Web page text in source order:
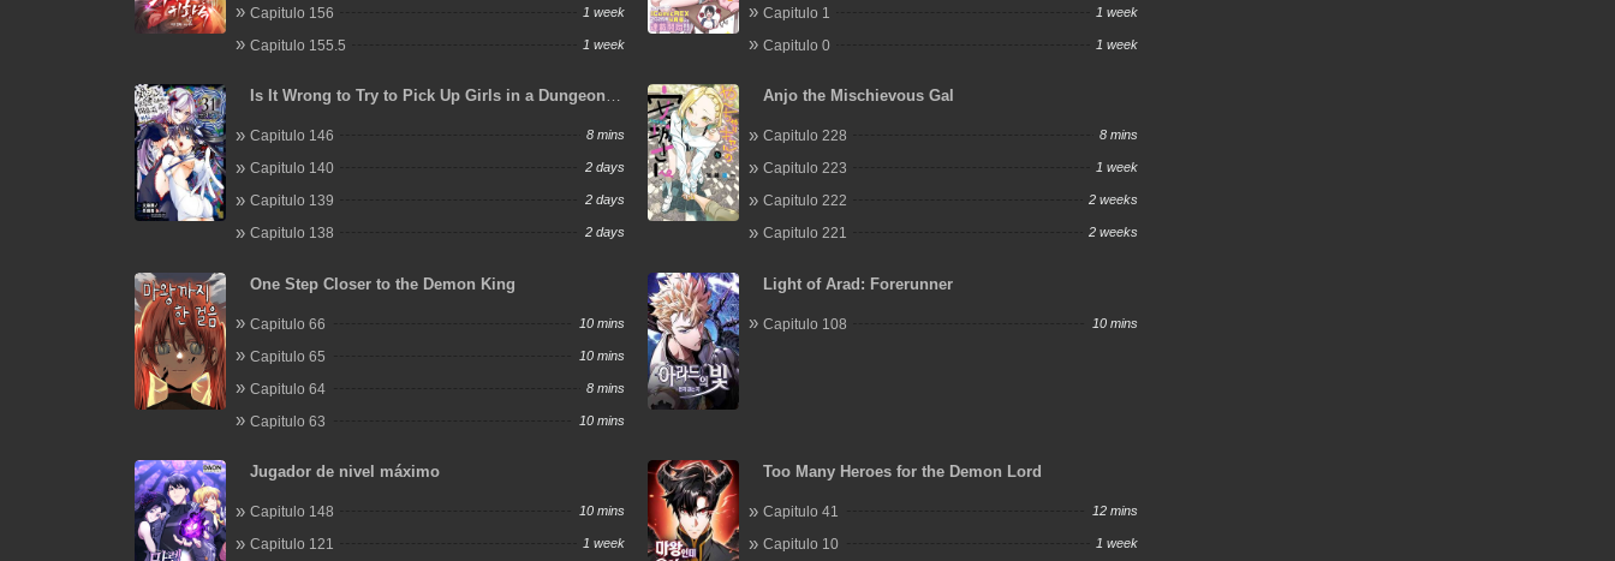
Capitulo 156 1 week
Capitulo 155.5 1 week
Capitulo 1 1 week
Capitulo 0 1 week
Is It Wrong to Try to Pick Up Girls in a Dungeon?
Capitulo 146 8 mins
Capitulo 140 2 days
Capitulo 139 2 days
Capitulo 138 2 days
Anjo the Mischievous Gal
Capitulo 228 8 mins
Capitulo 223 1 week
Capitulo 222 2 weeks
Capitulo 221 2 weeks
One Step Closer to the Demon King
Capitulo 66 10 mins
Capitulo 65 10 mins
Capitulo 64 8 mins
Capitulo 63 10 mins
Light of Arad: Forerunner
Capitulo 108 10 mins
Jugador de nivel máximo
Capitulo 148 10 mins
Capitulo 121 1 week
Too Many Heroes for the Demon Lord
Capitulo 41 12 mins
Capitulo 10 1 week